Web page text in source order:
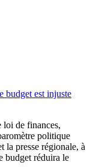
budget est injuste
loi de finances,
politique
la presse régionale, à
budget réduira le